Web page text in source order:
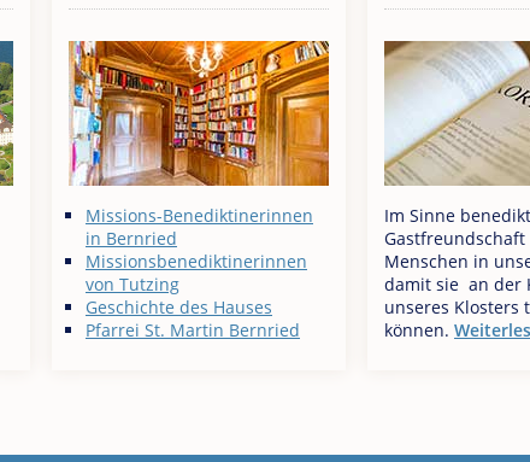
Missions-Benediktinerinnen
in Bernried
Missionsbenediktinerinnen
von Tutzing
Geschichte des Hauses
Pfarrei St. Martin Bernried
Im Sinne
Menschen in
damit sie an der
unseres Klosters
können.